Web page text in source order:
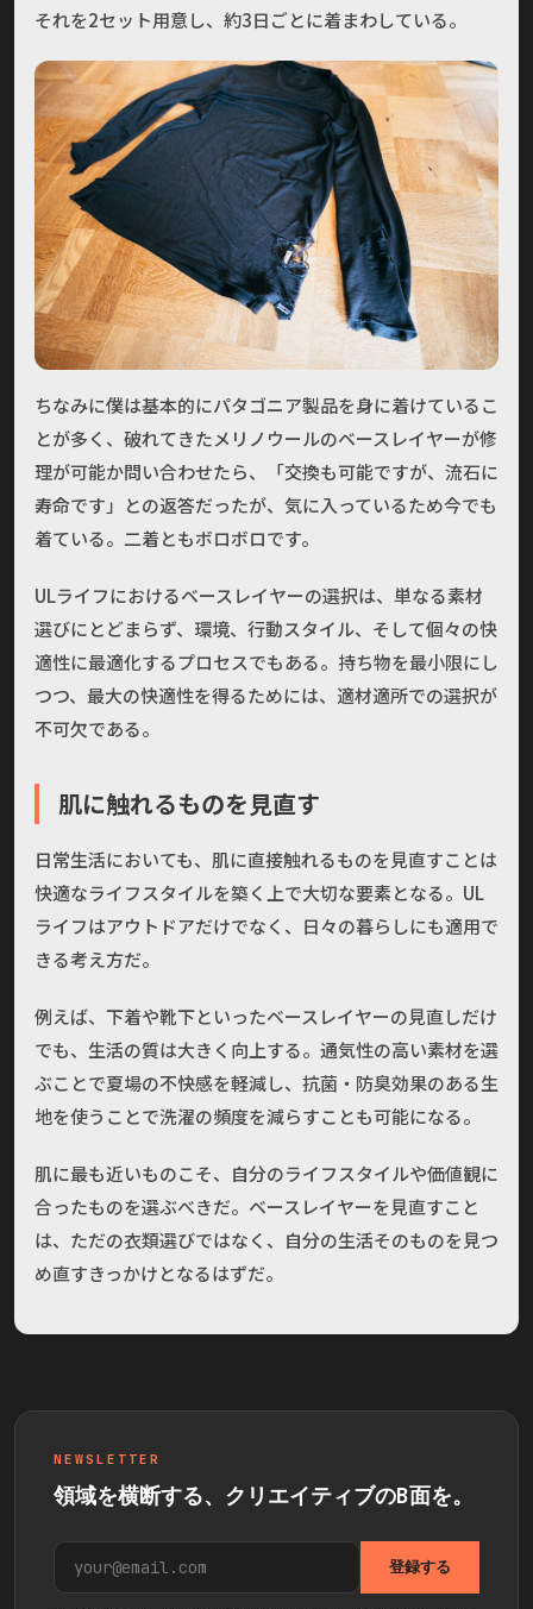
それを2セット用意し、約3日ごとに着まわしている。
ちなみに僕は基本的にパタゴニア製品を身に着けているこ
とが多く、破れてきたメリノウールのベースレイヤーが修
理が可能か問い合わせたら、「交換も可能ですが、流石に
寿命です」との返答だったが、気に入っているため今でも
着ている。二着ともボロボロです。
ULライフにおけるベースレイヤーの選択は、単なる素材
選びにとどまらず、環境、行動スタイル、そして個々の快
適性に最適化するプロセスでもある。持ち物を最小限にし
つつ、最大の快適性を得るためには、適材適所での選択が
不可欠である。
肌に触れるものを見直す
日常生活においても、肌に直接触れるものを見直すことは
快適なライフスタイルを築く上で大切な要素となる。UL
ライフはアウトドアだけでなく、日々の暮らしにも適用で
きる考え方だ。
例えば、下着や靴下といったベースレイヤーの見直しだけ
でも、生活の質は大きく向上する。通気性の高い素材を選
ぶことで夏場の不快感を軽減し、抗菌・防臭効果のある生
地を使うことで洗濯の頻度を減らすことも可能になる。
肌に最も近いものこそ、自分のライフスタイルや価値観に
合ったものを選ぶべきだ。ベースレイヤーを見直すこと
は、ただの衣類選びではなく、自分の生活そのものを見つ
め直すきっかけとなるはずだ。
NEWSLETTER
領域を横断する、クリエイティブのB面を。
登録する